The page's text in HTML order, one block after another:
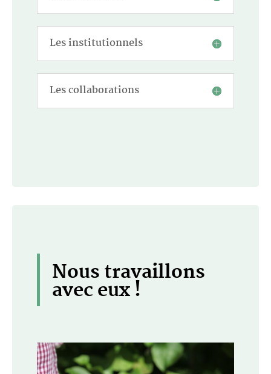
Les institutionnels
Les collaborations
Nous travaillons
avec eux !